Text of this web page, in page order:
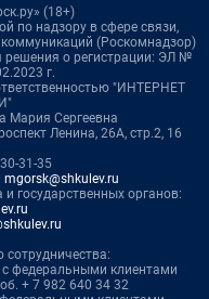
(18+)
по надзору в сфере связи,
(Роскомнадзор)
решения о регистрации: ЭЛ №
г.
"ИНТЕРНЕТ
Мария Сергеевна
Ленина, 26А, стр.2, 16
31-35
mgorsk@shkulev.ru
государственных органов:
федеральными клиентами
+ 7 982 640 34 32